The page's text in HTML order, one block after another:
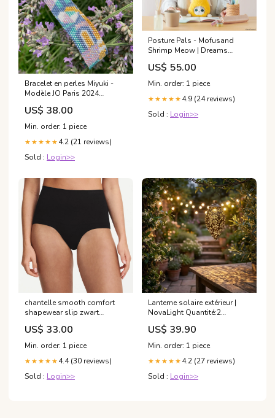
Bracelet en perles Miyuki -
Modèle JO Paris 2024
Tissage métier à tisser
US$ 38.00
Min. order: 1 piece
★★★★★ 4.2 (21 reviews)
Sold : Login>>
Posture Pals - Mofusand
Shrimp Meow | Dreams
activity set
US$ 55.00
Min. order: 1 piece
★★★★★ 4.9 (24 reviews)
Sold : Login>>
chantelle smooth comfort
shapewear slip zwart
ZZSC_Bodystocking
US$ 33.00
Min. order: 1 piece
★★★★★ 4.4 (30 reviews)
Sold : Login>>
Lanterne solaire extérieur |
NovaLight Quantité:2
lanternes
US$ 39.90
Min. order: 1 piece
★★★★★ 4.2 (27 reviews)
Sold : Login>>